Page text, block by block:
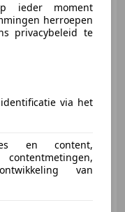
ieder moment
herroepen
privacybeleid te
via het
en content,
van